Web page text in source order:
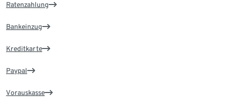
Ratenzahlung
Bankeinzug
Kreditkarte
Paypal
Vorauskasse